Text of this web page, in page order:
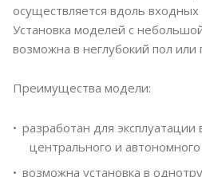
осуществляется вдоль
Установка моделей с
возможна в неглубокий пол или
Преимущества модели:
разработан для эксплуатации
центрального и
возможна установка в